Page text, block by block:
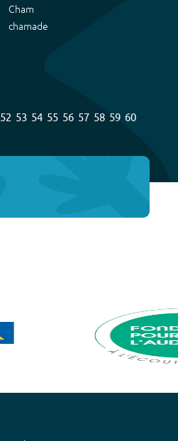
Cham
chamade
52 53 54 55 56 57 58 59 60